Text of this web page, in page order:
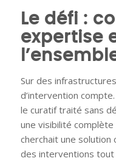
Le défi :
expertise
Sur des
d’intervention
le curatif traité sans
une visibilité complète
cherchait une solution
des interventions